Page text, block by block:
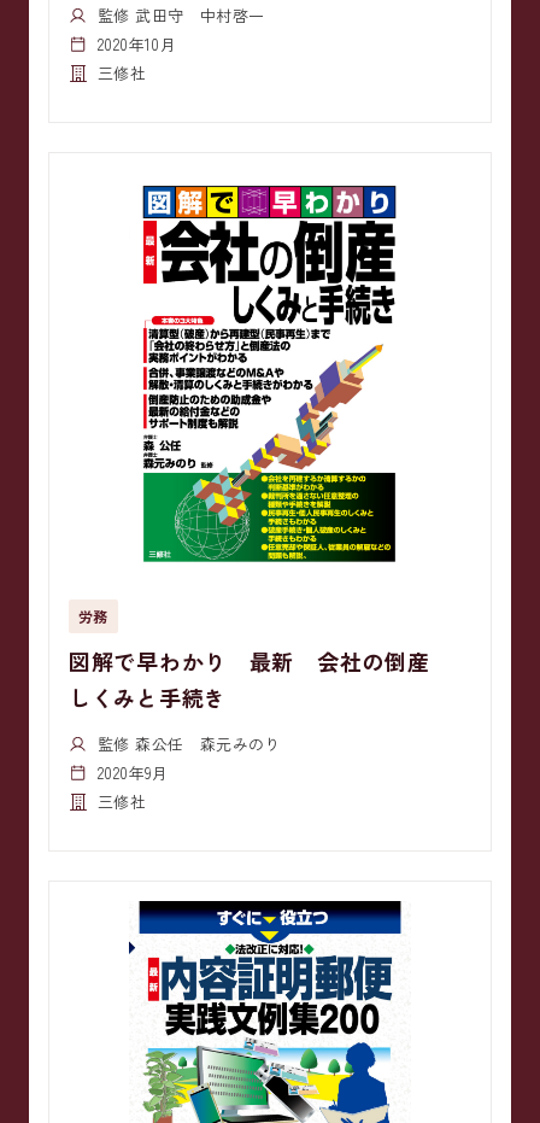
監修 武田守 中村啓一
2020年10月
三修社
労務
図解で早わかり 最新 会社の倒産
しくみと手続き
監修 森公任 森元みのり
2020年9月
三修社